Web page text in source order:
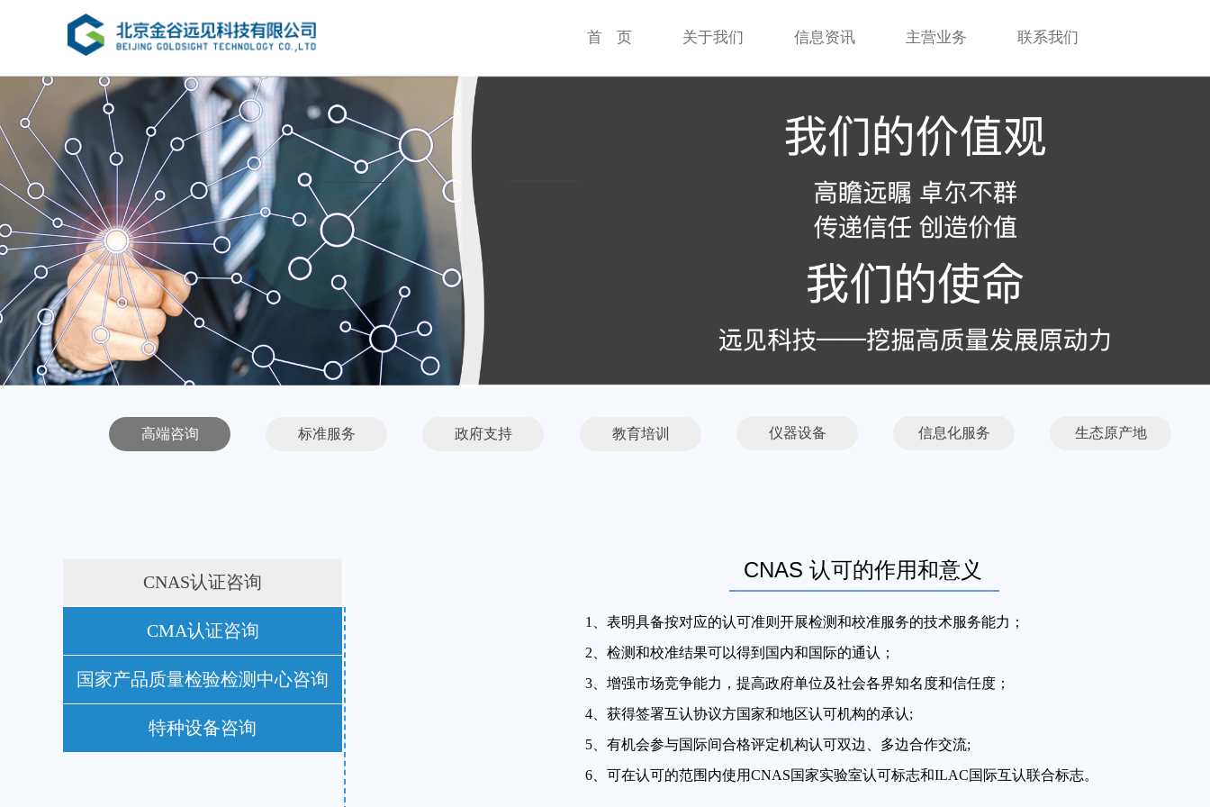
首 页 关于我们 信息资讯 主营业务 联系我们
高端咨询 标准服务 政府支持 教育培训 仪器设备 信息化服务 生态原产地
CNAS 认可的作用和意义
CNAS认证咨询
CMA认证咨询
国家产品质量检验检测中心咨询
特种设备咨询
1、表明具备按对应的认可准则开展检测和校准服务的技术服务能力；
2、检测和校准结果可以得到国内和国际的通认 ；
3、增强市场竞争能力 ， 提高政府单位及社会各界知名度和信任度 ；
4、获得签署互认协议方国家和地区认可机构的承认;
5、有机会参与国际间合格评定机构认可双边、多边合作交流;
6、可在认可的范围内使用CNAS国家实验室认可标志和ILAC国际互认联合标志。